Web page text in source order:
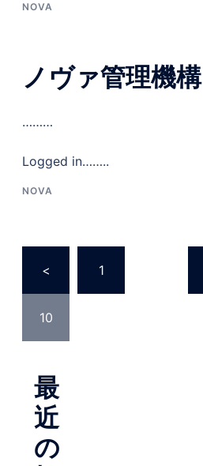
NOVA
ノヴァ管理機構
………
Logged in……..
NOVA
の
ペ
ー
送
り
< 1
10
最
近
の